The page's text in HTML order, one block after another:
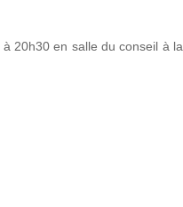
à 20h30 en salle du conseil à la